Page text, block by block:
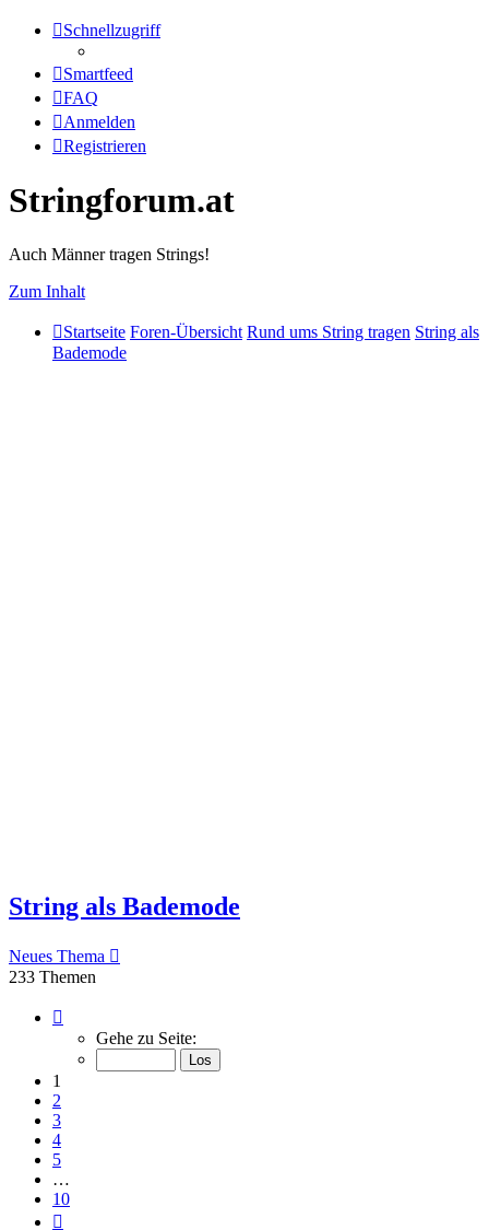
Schnellzugriff
Smartfeed
FAQ
Anmelden
Registrieren
Stringforum.at
Auch Männer tragen Strings!
Zum Inhalt
Startseite Foren-Übersicht Rund ums String tragen String als
Bademode
String als Bademode
Neues Thema
233 Themen
von
Gehe zu Seite:
1
2
3
4
5
…
10